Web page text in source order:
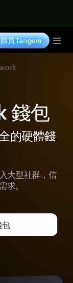
購買 Tangem
錢包
的硬體錢
大型社群，信
。